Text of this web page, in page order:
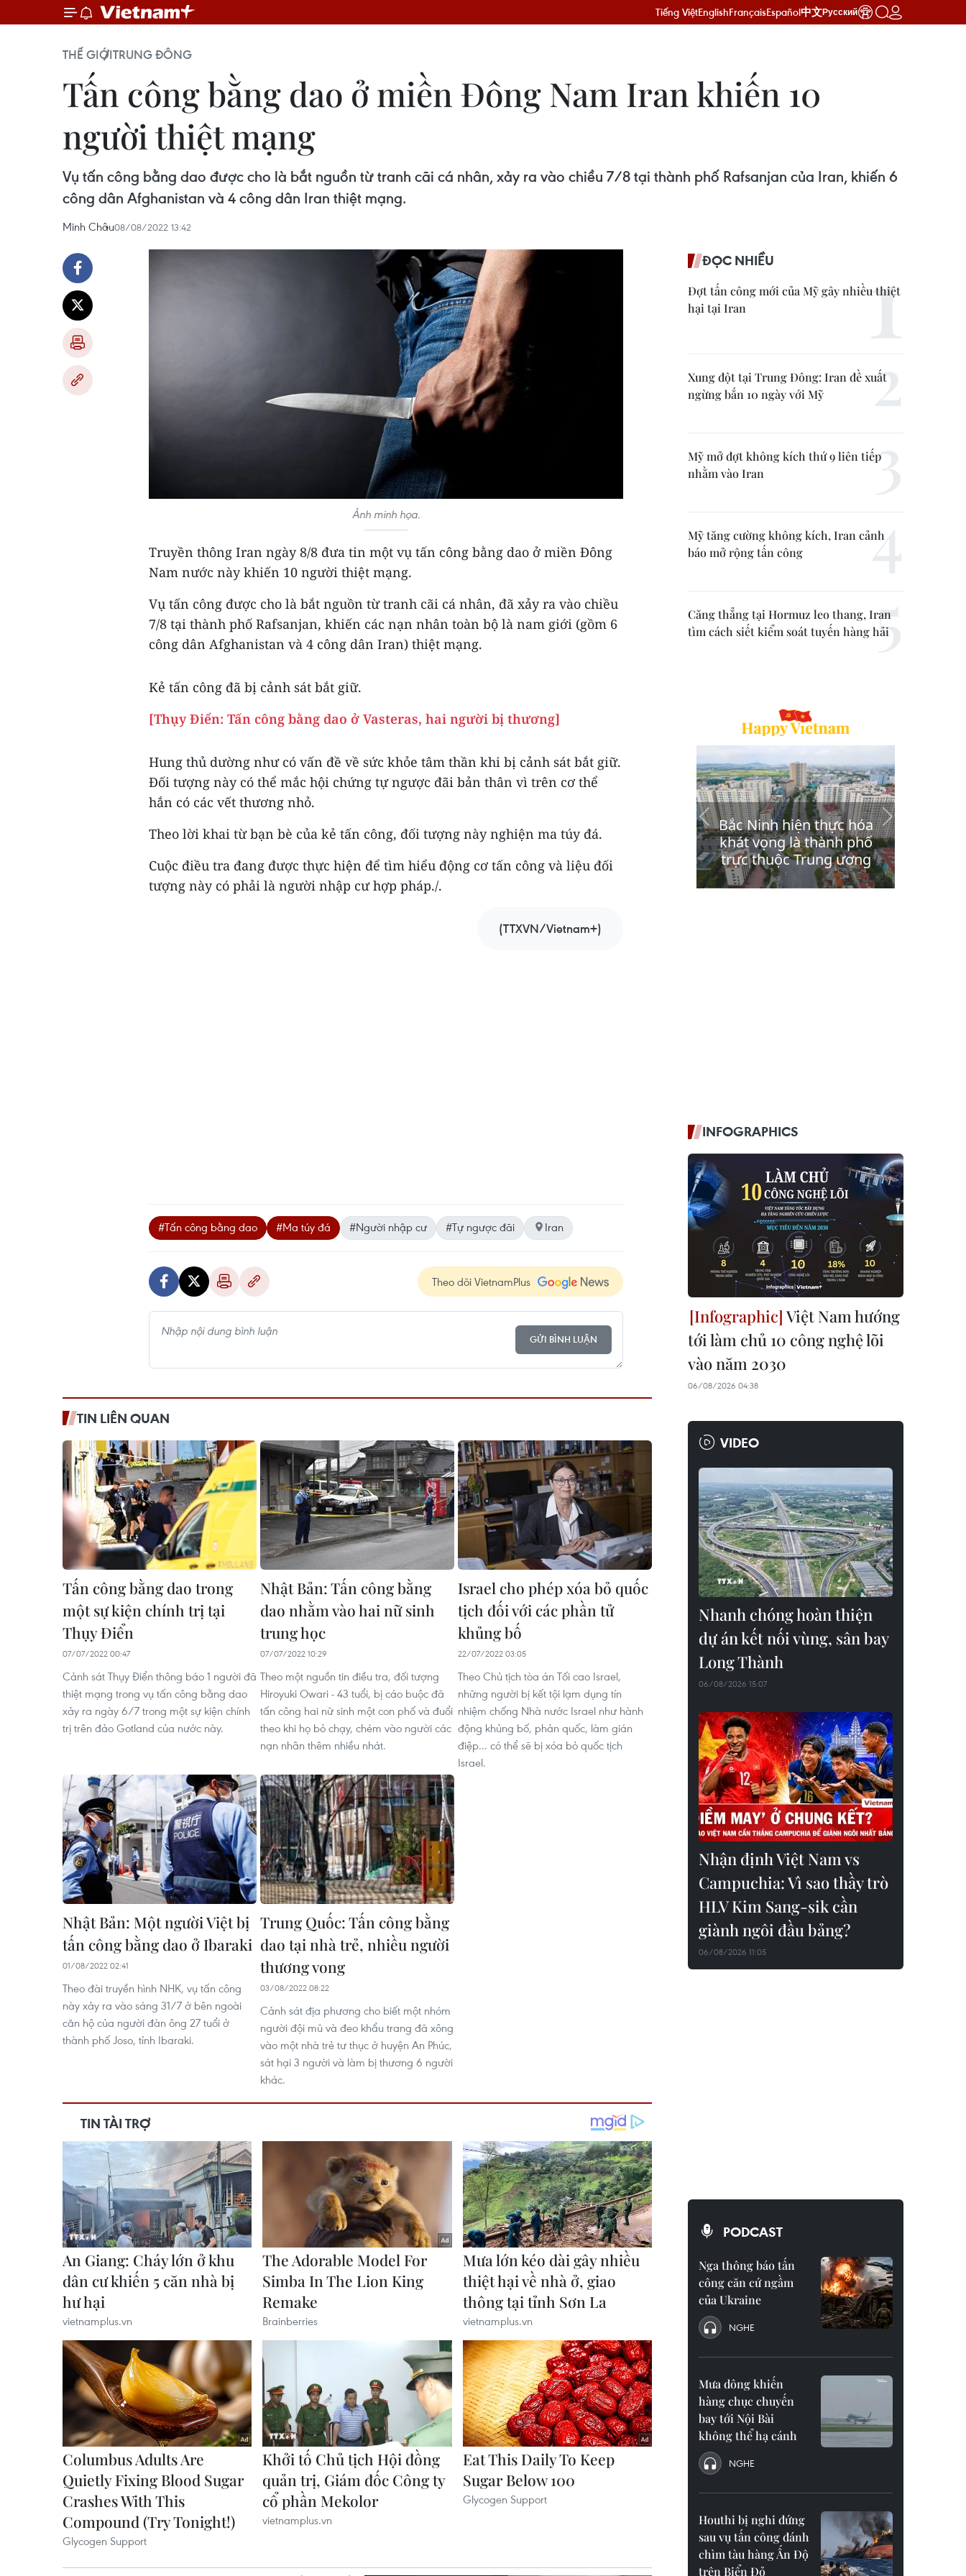
Tiếng ViệtEnglishFrançaisEspañol中文Русский
THẾ GIỚITRUNG ĐÔNG
Tấn công bằng dao ở miền Đông Nam Iran khiến 10
người thiệt mạng
Vụ tấn công bằng dao được cho là bắt nguồn từ tranh cãi cá nhân, xảy ra vào chiều 7/8 tại thành phố Rafsanjan của Iran, khiến 6
công dân Afghanistan và 4 công dân Iran thiệt mạng.
Minh Châu08/08/2022 13:42
Ảnh minh họa.
Truyền thông Iran ngày 8/8 đưa tin một vụ tấn công bằng dao ở miền Đông
Nam nước này khiến 10 người thiệt mạng.
Vụ tấn công được cho là bắt nguồn từ tranh cãi cá nhân, đã xảy ra vào chiều
7/8 tại thành phố Rafsanjan, khiến các nạn nhân toàn bộ là nam giới (gồm 6
công dân Afghanistan và 4 công dân Iran) thiệt mạng.
Kẻ tấn công đã bị cảnh sát bắt giữ.
[Thụy Điển: Tấn công bằng dao ở Vasteras, hai người bị thương]
Hung thủ dường như có vấn đề về sức khỏe tâm thần khi bị cảnh sát bắt giữ.
Đối tượng này có thể mắc hội chứng tự ngược đãi bản thân vì trên cơ thể
hắn có các vết thương nhỏ.
Theo lời khai từ bạn bè của kẻ tấn công, đối tượng này nghiện ma túy đá.
Cuộc điều tra đang được thực hiện để tìm hiểu động cơ tấn công và liệu đối
tượng này có phải là người nhập cư hợp pháp./.
(TTXVN/Vietnam+)
#Tấn công bằng dao #Ma túy đá #Người nhập cư #Tự ngược đãi Iran
Theo dõi VietnamPlus
GỬI BÌNH LUẬN
TIN LIÊN QUAN
Tấn công bằng dao trong
một sự kiện chính trị tại
Thụy Điển
07/07/2022 00:47
Cảnh sát Thụy Điển thông báo 1 người đã
thiệt mạng trong vụ tấn công bằng dao
xảy ra ngày 6/7 trong một sự kiện chính
trị trên đảo Gotland của nước này.
Nhật Bản: Tấn công bằng
dao nhằm vào hai nữ sinh
trung học
07/07/2022 10:29
Theo một nguồn tin điều tra, đối tượng
Hiroyuki Owari - 43 tuổi, bị cáo buộc đã
tấn công hai nữ sinh một con phố và đuổi
theo khi họ bỏ chạy, chém vào người các
nạn nhân thêm nhiều nhát.
Israel cho phép xóa bỏ quốc
tịch đối với các phần tử
khủng bố
22/07/2022 03:05
Theo Chủ tịch tòa án Tối cao Israel,
những người bị kết tội lạm dụng tín
nhiệm chống Nhà nước Israel như hành
động khủng bố, phản quốc, làm gián
điệp... có thể sẽ bị xóa bỏ quốc tịch
Israel.
Nhật Bản: Một người Việt bị
tấn công bằng dao ở Ibaraki
01/08/2022 02:41
Theo đài truyền hình NHK, vụ tấn công
này xảy ra vào sáng 31/7 ở bên ngoài
căn hộ của người đàn ông 27 tuổi ở
thành phố Joso, tỉnh Ibaraki.
Trung Quốc: Tấn công bằng
dao tại nhà trẻ, nhiều người
thương vong
03/08/2022 08:22
Cảnh sát địa phương cho biết một nhóm
người đội mũ và đeo khẩu trang đã xông
vào một nhà trẻ tư thục ở huyện An Phúc,
sát hại 3 người và làm bị thương 6 người
khác.
ĐỌC NHIỀU
Đợt tấn công mới của Mỹ gây nhiều thiệt
hại tại Iran
Xung đột tại Trung Đông: Iran đề xuất
ngừng bắn 10 ngày với Mỹ
Mỹ mở đợt không kích thứ 9 liên tiếp
nhằm vào Iran
Mỹ tăng cường không kích, Iran cảnh
báo mở rộng tấn công
Căng thẳng tại Hormuz leo thang, Iran
tìm cách siết kiểm soát tuyến hàng hải
INFOGRAPHICS
Việt Nam hướng
tới làm chủ 10 công nghệ lõi
vào năm 2030
06/08/2026 04:38
VIDEO
Nhanh chóng hoàn thiện
dự án kết nối vùng, sân bay
Long Thành
06/08/2026 15:07
Nhận định Việt Nam vs
Campuchia: Vì sao thầy trò
HLV Kim Sang-sik cần
giành ngôi đầu bảng?
06/08/2026 11:05
PODCAST
Nga thông báo tấn
công căn cứ ngầm
của Ukraine
NGHE
Mưa dông khiến
hàng chục chuyến
bay tới Nội Bài
không thể hạ cánh
NGHE
Houthi bị nghi đứng
sau vụ tấn công đánh
chìm tàu hàng Ấn Độ
trên Biển Đỏ